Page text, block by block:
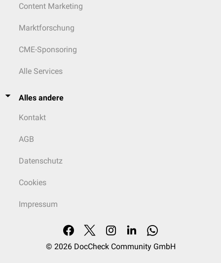
Content Marketing
Marktforschung
CME-Sponsoring
Alle Services
Alles andere
Kontakt
AGB
Datenschutz
Cookies
Impressum
© 2026 DocCheck Community GmbH